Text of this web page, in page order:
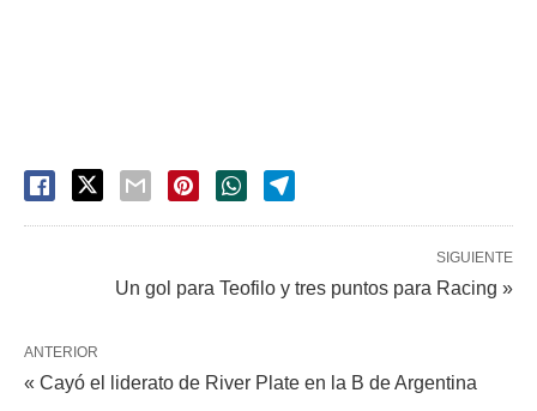
SIGUIENTE
Un gol para Teofilo y tres puntos para Racing »
ANTERIOR
« Cayó el liderato de River Plate en la B de Argentina